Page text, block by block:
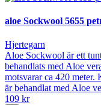
aloe Sockwool 5655
Hjertegarn
Aloe Sockwool är ett
behandlats med Aloe
motsvarar ca 420
är behandlat med Aloe
109 kr